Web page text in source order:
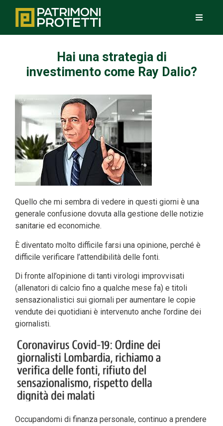
Hai una strategia di
investimento come Ray Dalio?
Quello che mi sembra di vedere in questi giorni è una
generale confusione dovuta alla gestione delle notizie
sanitarie ed economiche.
È diventato molto difficile farsi una opinione, perché è
difficile verificare l’attendibilità delle fonti.
Di fronte all’opinione di tanti virologi improvvisati
(allenatori di calcio fino a qualche mese fa) e titoli
sensazionalistici sui giornali per aumentare le copie
vendute dei quotidiani è intervenuto anche l’ordine dei
giornalisti.
Occupandomi di finanza personale, continuo a prendere